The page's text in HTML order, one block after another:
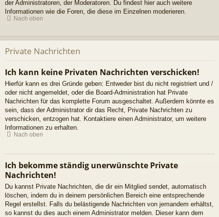
der Administratoren, der Moderatoren. Du findest hier auch weitere
Informationen wie die Foren, die diese im Einzelnen moderieren.
Nach oben
Private Nachrichten
Ich kann keine Privaten Nachrichten verschicken!
Hierfür kann es drei Gründe geben: Entweder bist du nicht registriert und /
oder nicht angemeldet, oder die Board-Administration hat Private
Nachrichten für das komplette Forum ausgeschaltet. Außerdem könnte es
sein, dass der Administrator dir das Recht, Private Nachrichten zu
verschicken, entzogen hat. Kontaktiere einen Administrator, um weitere
Informationen zu erhalten.
Nach oben
Ich bekomme ständig unerwünschte Private
Nachrichten!
Du kannst Private Nachrichten, die dir ein Mitglied sendet, automatisch
löschen, indem du in deinem persönlichen Bereich eine entsprechende
Regel erstellst. Falls du belästigende Nachrichten von jemandem erhältst,
so kannst du dies auch einem Administrator melden. Dieser kann dem